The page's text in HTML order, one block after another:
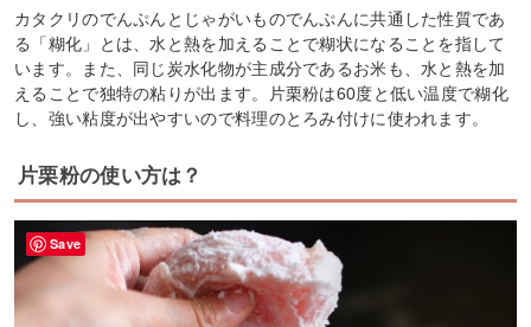
カタクリのでんぷんとじゃがいものでんぷんに共通した性質であ
る「糊化」とは、水と熱を加えることで糊状になることを指して
います。また、同じ炭水化物が主成分であるお米も、水と熱を加
えることで独特の粘りが出ます。片栗粉は60度と低い温度で糊化
し、強い粘度が出やすいので料理のとろみ付けに使われます。
片栗粉の使い方は？
Save